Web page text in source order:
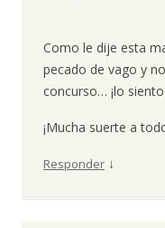
Como le dije esta
pecado de vago y
concurso… ¡lo
¡Mucha suerte a
Responder ↓